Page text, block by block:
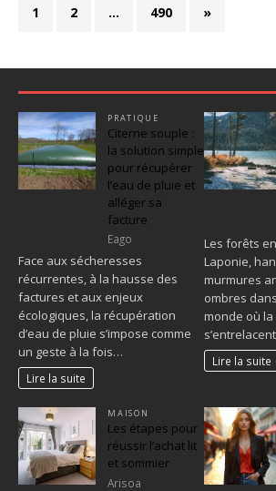
1 2 … 490 »
PRATIQUE
Citerne souple :
la solution simple
pour récupérer
l’eau de pluie et
alléger sa
facture
Eago
Face aux sécheresses
récurrentes, à la hausse des
factures et aux enjeux
écologiques, la récupération
d’eau de pluie s’impose comme
un geste à la fois…
Lire la suite
Les forêts
Laponie,
murmures
ombres
monde où
Lire la suite
MAISON
Les étapes pour
réussir l’achat lit
et sommier
Arisoa